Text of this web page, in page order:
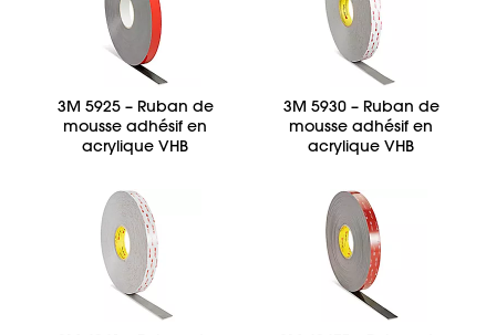
3M 5925 – Ruban de
mousse adhésif en
acrylique VHB
3M 5930 – Ruban de
mousse adhésif en
acrylique VHB